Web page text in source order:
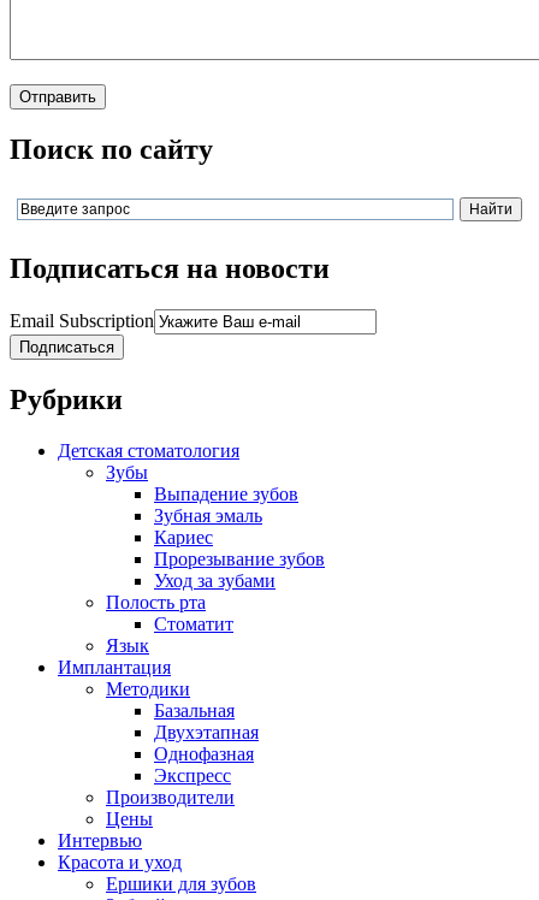
Поиск по сайту
Подписаться на новости
Email Subscription
Подписаться
Рубрики
Детская стоматология
Зубы
Выпадение зубов
Зубная эмаль
Кариес
Прорезывание зубов
Уход за зубами
Полость рта
Стоматит
Язык
Имплантация
Методики
Базальная
Двухэтапная
Однофазная
Экспресс
Производители
Цены
Интервью
Красота и уход
Ершики для зубов